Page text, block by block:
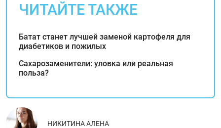
ЧИТАЙТЕ ТАКЖЕ
Батат станет лучшей заменой картофеля для
диабетиков и пожилых
Сахарозаменители: уловка или реальная
польза?
НИКИТИНА АЛЕНА